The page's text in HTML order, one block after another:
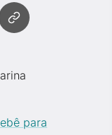
para